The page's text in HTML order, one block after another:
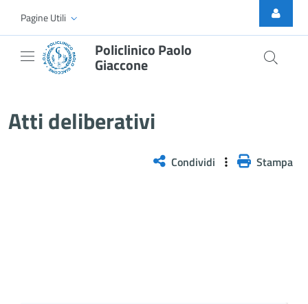
Skip to Main Content
Pagine Utili
Policlinico Paolo
Giaccone
Atti deliberativi
Condividi Stampa